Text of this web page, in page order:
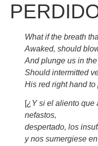
What if the breath
Awaked, should
And plunge us in
Should intermitted
His red right hand
[¿Y si el aliento que
nefastos,
despertado, los
y nos sumergiese